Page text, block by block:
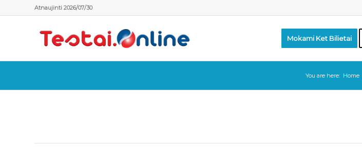
Atnaujinti 2026/07/30
Mokami Ket Bilietai
You are here: Home